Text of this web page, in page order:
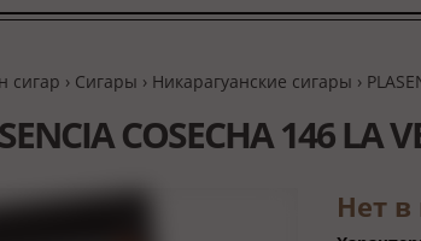
сигар › Сигары › Никарагуанские сигары ›
COSECHA 146 LA
Нет